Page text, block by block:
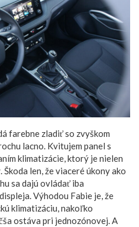
farebne zladiť so zvyškom
lacno. Kvitujem panel s
klimatizácie, ktorý je nielen
len, že viaceré úkony ako
sa dajú ovládať iba
Výhodou Fabie je, že
klimatizáciu, nakoľko
ostáva pri jednozónovej. A